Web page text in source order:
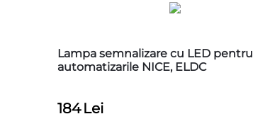
Lampa semnalizare cu LED pentru
automatizarile NICE, ELDC
184 Lei